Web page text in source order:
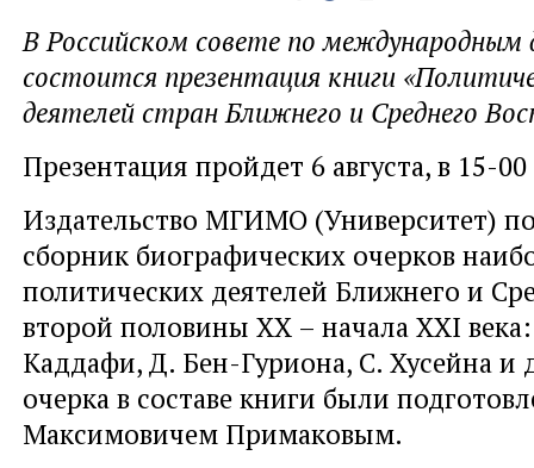
В Российском совете по
состоится презентация книги
деятелей стран Ближнего и Среднего
Презентация пройдет 6 августа, в 15-00
Издательство МГИМО (Университет)
сборник биографических очерков
политических деятелей Ближнего и
второй половины XX – начала XXI
Каддафи, Д. Бен-Гуриона, С. Хусейна и
очерка в составе книги были
Максимовичем Примаковым.